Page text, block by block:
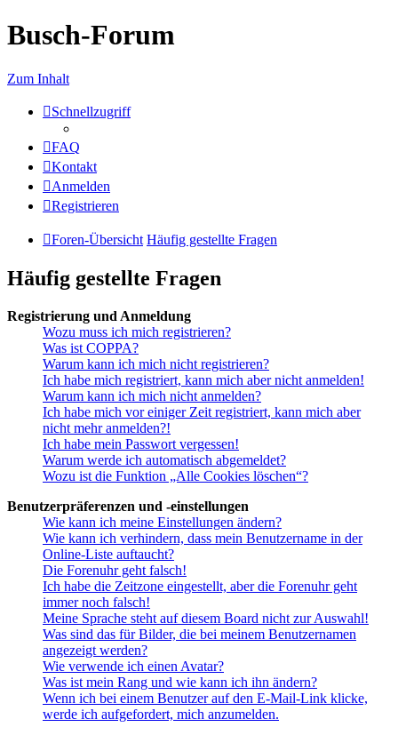
Busch-Forum
Zum Inhalt
Schnellzugriff
FAQ
Kontakt
Anmelden
Registrieren
Foren-Übersicht Häufig gestellte Fragen
Häufig gestellte Fragen
Registrierung und Anmeldung
Wozu muss ich mich registrieren?
Was ist COPPA?
Warum kann ich mich nicht registrieren?
Ich habe mich registriert, kann mich aber nicht anmelden!
Warum kann ich mich nicht anmelden?
Ich habe mich vor einiger Zeit registriert, kann mich aber
nicht mehr anmelden?!
Ich habe mein Passwort vergessen!
Warum werde ich automatisch abgemeldet?
Wozu ist die Funktion „Alle Cookies löschen“?
Benutzerpräferenzen und -einstellungen
Wie kann ich meine Einstellungen ändern?
Wie kann ich verhindern, dass mein Benutzername in der
Online-Liste auftaucht?
Die Forenuhr geht falsch!
Ich habe die Zeitzone eingestellt, aber die Forenuhr geht
immer noch falsch!
Meine Sprache steht auf diesem Board nicht zur Auswahl!
Was sind das für Bilder, die bei meinem Benutzernamen
angezeigt werden?
Wie verwende ich einen Avatar?
Was ist mein Rang und wie kann ich ihn ändern?
Wenn ich bei einem Benutzer auf den E-Mail-Link klicke,
werde ich aufgefordert, mich anzumelden.